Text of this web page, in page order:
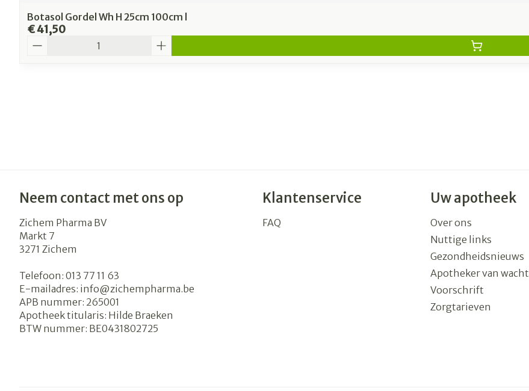
Botasol Gordel Wh H 25cm 100cm l
€ 41,50
Neem contact met ons op
Zichem Pharma BV
Markt 7
3271 Zichem
Telefoon: 013 77 11 63
E-mailadres: info@zichempharma.be
APB nummer: 265001
Apotheek titularis: Hilde Braeken
BTW nummer: BE0431802725
Klantenservice
FAQ
Uw apotheek
Over ons
Nuttige links
Gezondheidsnieuws
Apotheker van wacht
Voorschrift
Zorgtarieven